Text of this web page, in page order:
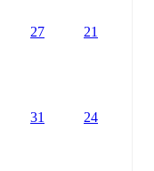
27 21
31 24